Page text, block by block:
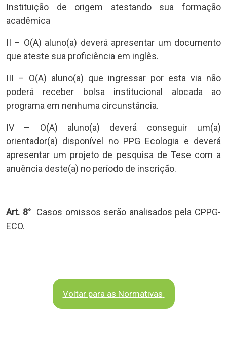
Instituição de origem atestando sua formação
acadêmica
II – O(A) aluno(a) deverá apresentar um documento
que ateste sua proficiência em inglês.
III – O(A) aluno(a) que ingressar por esta via não
poderá receber bolsa institucional alocada ao
programa em nenhuma circunstância.
IV – O(A) aluno(a) deverá conseguir um(a)
orientador(a) disponível no PPG Ecologia e deverá
apresentar um projeto de pesquisa de Tese com a
anuência deste(a) no período de inscrição.
Art. 8°Casos omissos serão analisados pela CPPG-
ECO.
Voltar para as Normativas